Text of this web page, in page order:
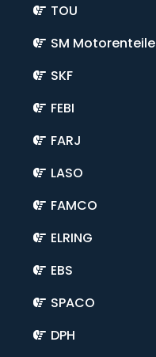
TOU
SM Motorenteile
SKF
FEBI
FARJ
LASO
FAMCO
ELRING
EBS
SPACO
DPH